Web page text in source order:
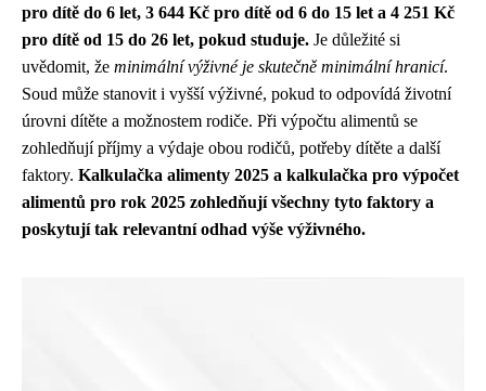
pro dítě do 6 let, 3 644 Kč pro dítě od 6 do 15 let a 4 251 Kč
pro dítě od 15 do 26 let, pokud studuje. Je důležité si
uvědomit, že minimální výživné je skutečně minimální hranicí.
Soud může stanovit i vyšší výživné, pokud to odpovídá životní
úrovni dítěte a možnostem rodiče. Při výpočtu alimentů se
zohledňují příjmy a výdaje obou rodičů, potřeby dítěte a další
faktory. Kalkulačka alimenty 2025 a kalkulačka pro výpočet
alimentů pro rok 2025 zohledňují všechny tyto faktory a
poskytují tak relevantní odhad výše výživného.